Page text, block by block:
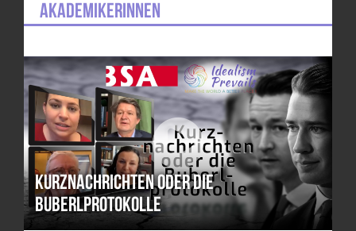
AkademikerInnen
Kurznachrichten oder die
Buberlprotokolle